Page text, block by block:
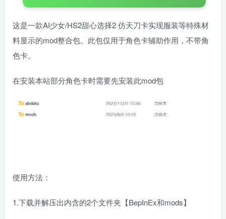
这是一款AI少女/HS2甜心选择2 仿天刀卡实现服装等特殊材
料显示的mod整合包。此包仅用于角色卡辅助作用，不带角
色卡。
在安装本站部分角色卡时需要先安装此mod包
使用方法：
1.下载并解压出内含的2个文件夹【BepInEx和mods】